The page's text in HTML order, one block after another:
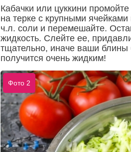
Кабачки или цуккини
на терке с крупными
ч.л. соли и перемешайте.
жидкость. Слейте ее,
тщательно, иначе ваши блины
получится очень жидким!
Фото 2